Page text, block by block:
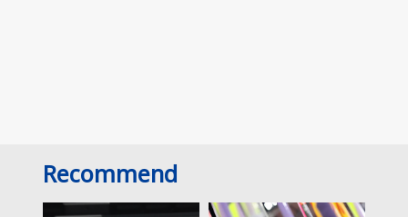
Recommend